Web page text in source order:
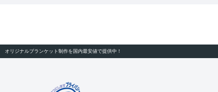
オリジナルブランケット制作を国内最安値で提供中！